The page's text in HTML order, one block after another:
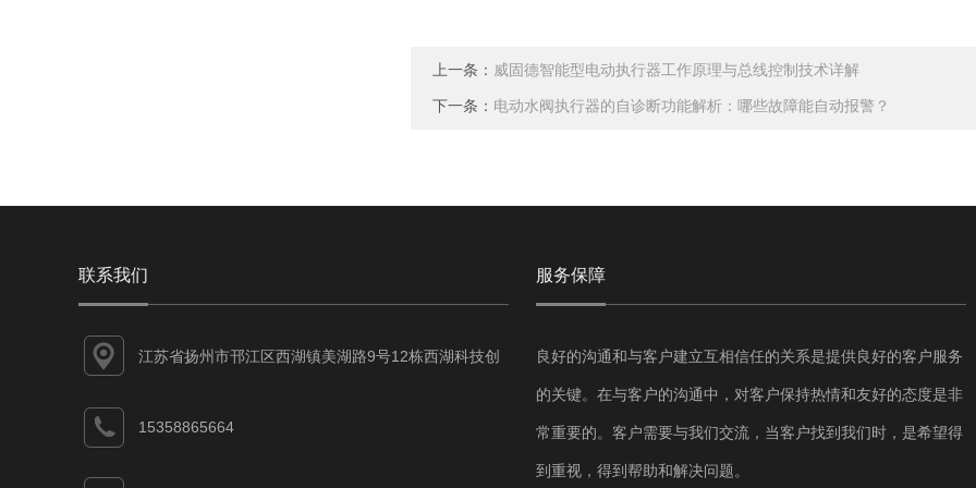
上一条： 威固德智能型电动执行器工作原理与总线控制技术详解
下一条： 电动水阀执行器的自诊断功能解析：哪些故障能自动报警？
联系我们
江苏省扬州市邗江区西湖镇美湖路9号12栋西湖科技创
15358865664
服务保障
良好的沟通和与客户建立互相信任的关系是提供良好的客户服务
的关键。在与客户的沟通中，对客户保持热情和友好的态度是非
常重要的。客户需要与我们交流，当客户找到我们时，是希望得
到重视，得到帮助和解决问题。